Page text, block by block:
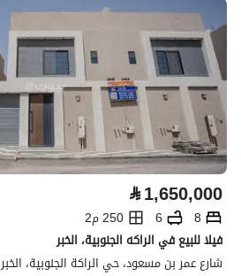
⃁1,650,000
8
6
250 م2
فيلا للبيع في الراكه الجنوبية، الخبر
شارع عمر بن مسعود، حي الراكة الجنوبية، الخبر